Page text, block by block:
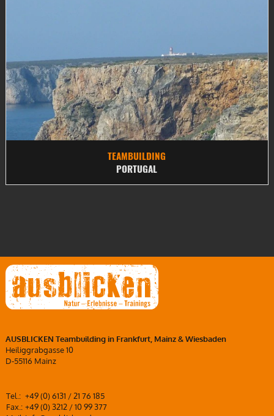
TEAMBUILDING
PORTUGAL
AUSBLICKEN Teambuilding in Frankfurt, Mainz & Wiesbaden
Heiliggrabgasse 10
D-55116 Mainz
Tel.: +49 (0) 6131 / 21 76 185
Fax.: +49 (0) 3212 / 10 99 377